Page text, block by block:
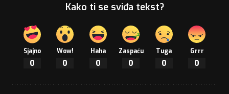
Kako ti se sviđa tekst?
Sjajno
0
Wow!
0
Haha
0
Zaspaću
0
Tuga
0
Grrr
0